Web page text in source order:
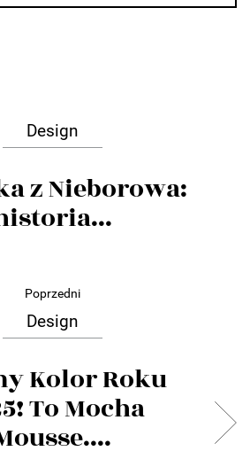
Design
z Nieborowa:
Poprzedni
Design
Kolor Roku
To Mocha